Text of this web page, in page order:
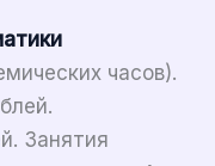
часов).
Занятия